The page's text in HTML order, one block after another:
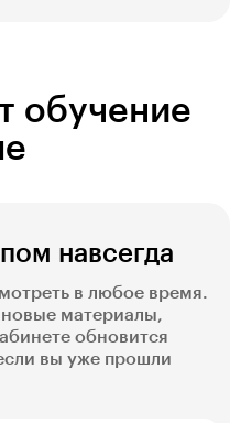
обучение
навсегда
в любое время.
новые материалы,
обновится
вы уже прошли